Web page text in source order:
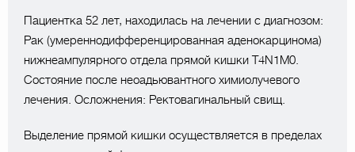
Пациентка 52 лет, находилась на лечении с диагнозом:
Рак (умереннодифференцированная аденокарцинома)
нижнеампулярного отдела прямой кишки T4N1M0.
Состояние после неоадьювантного химиолучевого
лечения. Осложнения: Ректовагинальный свищ.
Выделение прямой кишки осуществляется в пределах